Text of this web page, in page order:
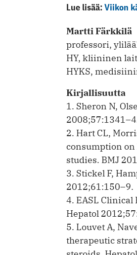
Lue lisää:Viikon
Martti Färkkilä
professori,
HY, kliininen
HYKS,
Kirjallisuutta
1. Sheron N,
2. Hart CL,
consumption on
studies. BMJ
3. Stickel F,
2012;61:150–9.
4. EASL Clinical
Hepatol
5. Louvet A,
therapeutic